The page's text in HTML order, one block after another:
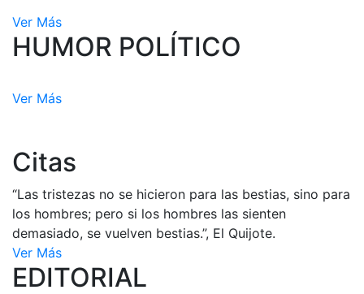
Ver Más
HUMOR POLÍTICO
Ver Más
Citas
“Las tristezas no se hicieron para las bestias, sino para
los hombres; pero si los hombres las sienten
demasiado, se vuelven bestias.”, El Quijote.
Ver Más
EDITORIAL